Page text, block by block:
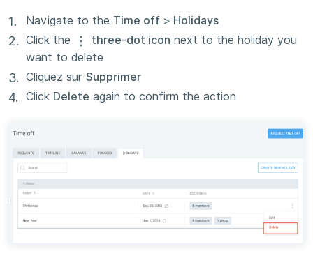
Navigate to the Time off > Holidays
Click the
three-dot icon next to the holiday you
want to delete
Cliquez sur Supprimer
Click Delete again to confirm the action